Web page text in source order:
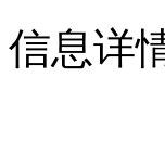
信息详